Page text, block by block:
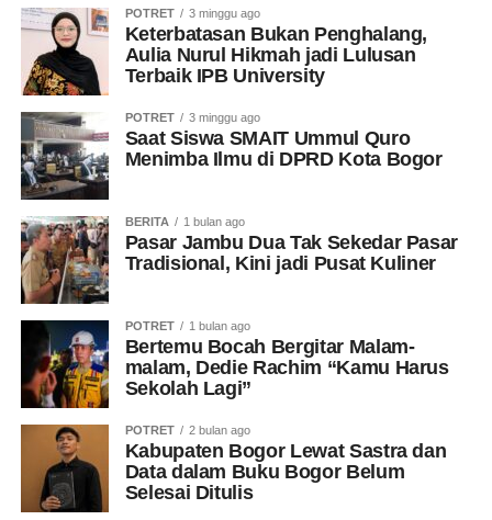
POTRET 3 minggu ago
Keterbatasan Bukan Penghalang,
Aulia Nurul Hikmah jadi Lulusan
Terbaik IPB University
POTRET 3 minggu ago
Saat Siswa SMAIT Ummul Quro
Menimba Ilmu di DPRD Kota Bogor
BERITA 1 bulan ago
Pasar Jambu Dua Tak Sekedar Pasar
Tradisional, Kini jadi Pusat Kuliner
POTRET 1 bulan ago
Bertemu Bocah Bergitar Malam-
malam, Dedie Rachim “Kamu Harus
Sekolah Lagi”
POTRET 2 bulan ago
Kabupaten Bogor Lewat Sastra dan
Data dalam Buku Bogor Belum
Selesai Ditulis